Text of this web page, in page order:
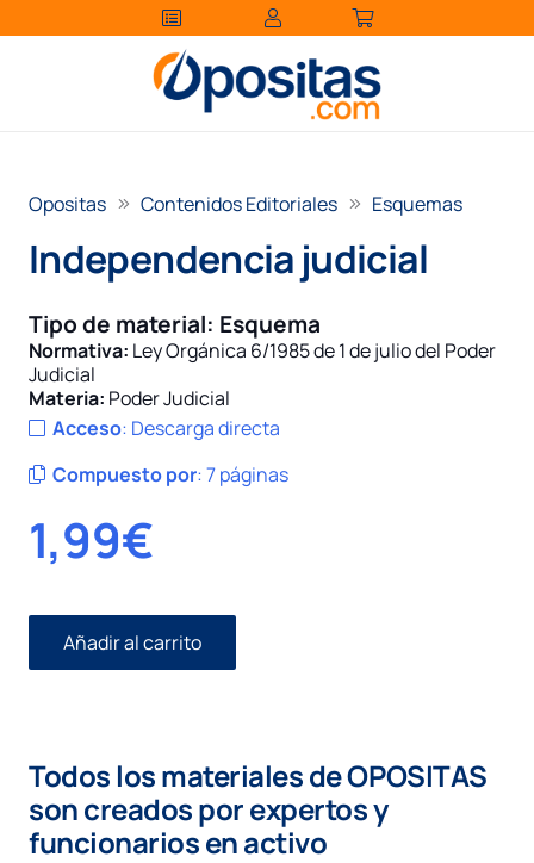
Opositas Contenidos Editoriales Esquemas
Independencia judicial
Tipo de material: Esquema
Normativa: Ley Orgánica 6/1985 de 1 de julio del Poder
Judicial
Materia: Poder Judicial
Acceso: Descarga directa
Compuesto por:7 páginas
1,99€
Independencia
judicial
Añadir al carrito
Todos los materiales de OPOSITAS
son creados por expertos y
funcionarios en activo